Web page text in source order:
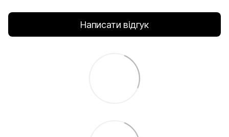
Написати відгук